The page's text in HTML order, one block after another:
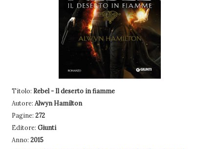
Titolo: Rebel - Il deserto in fiamme
Autore: Alwyn Hamilton
Pagine: 272
Editore: Giunti
Anno: 2015